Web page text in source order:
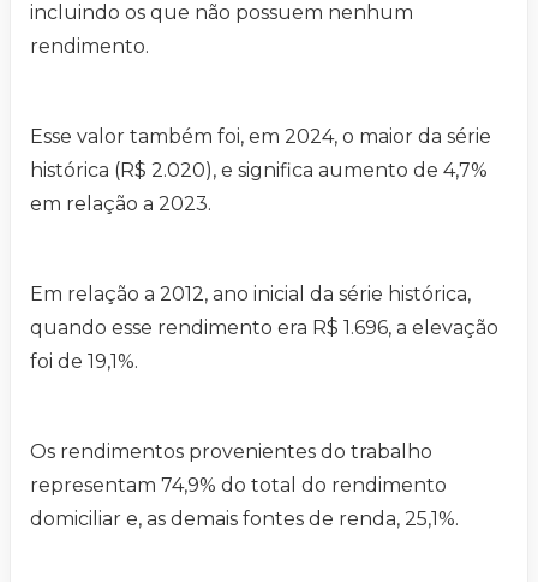
incluindo os que não possuem nenhum
rendimento.
Esse valor também foi, em 2024, o maior da série
histórica (R$ 2.020), e significa aumento de 4,7%
em relação a 2023.
Em relação a 2012, ano inicial da série histórica,
quando esse rendimento era R$ 1.696, a elevação
foi de 19,1%.
Os rendimentos provenientes do trabalho
representam 74,9% do total do rendimento
domiciliar e, as demais fontes de renda, 25,1%.